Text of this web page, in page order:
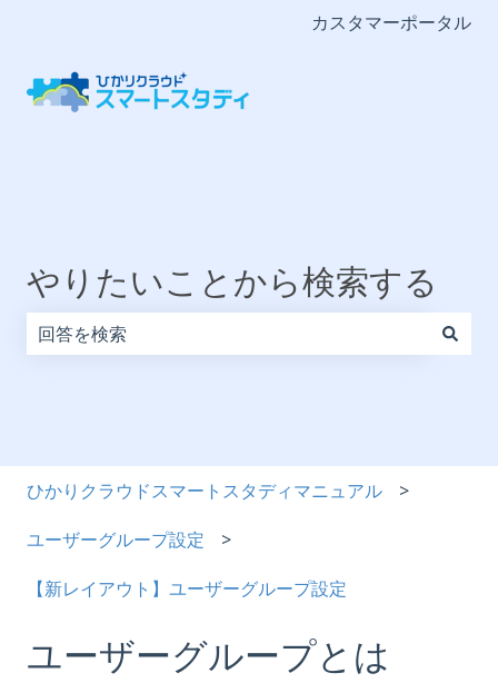
カスタマーポータル
やりたいことから検索する
ひかりクラウドスマートスタディマニュアル
ユーザーグループ設定
【新レイアウト】ユーザーグループ設定
ユーザーグループとは